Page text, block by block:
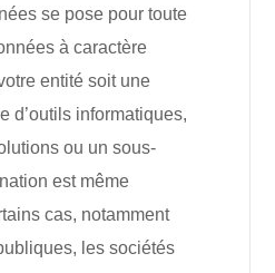
se pose pour toute
à caractère
entité soit une
d’outils informatiques,
ou un sous-
est même
cas, notamment
les sociétés